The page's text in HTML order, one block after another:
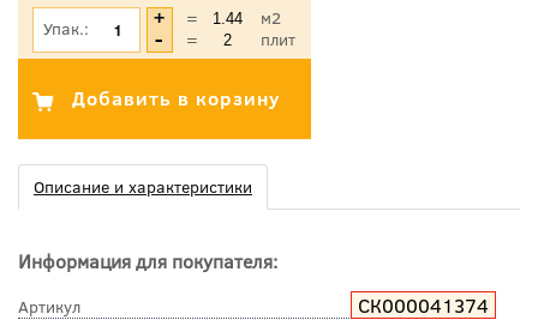
Упак.: =
м2
=
плит
Описание и характеристики
Информация для покупателя:
Артикул СК000041374